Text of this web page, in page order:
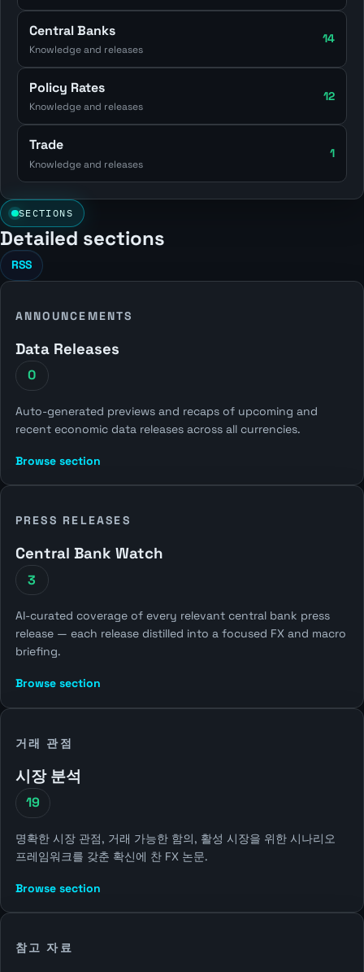
Central Banks
Knowledge and releases
14
Policy Rates
Knowledge and releases
12
Trade
Knowledge and releases
1
SECTIONS
Detailed sections
RSS
ANNOUNCEMENTS
Data Releases
0
Auto-generated previews and recaps of upcoming and
recent economic data releases across all currencies.
Browse section
PRESS RELEASES
Central Bank Watch
3
AI-curated coverage of every relevant central bank press
release — each release distilled into a focused FX and macro
briefing.
Browse section
거래 관점
시장 분석
19
명확한 시장 관점, 거래 가능한 함의, 활성 시장을 위한 시나리오
프레임워크를 갖춘 확신에 찬 FX 논문.
Browse section
참고 자료